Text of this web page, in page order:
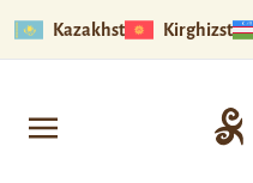
Kazakhstan Kirghizstan